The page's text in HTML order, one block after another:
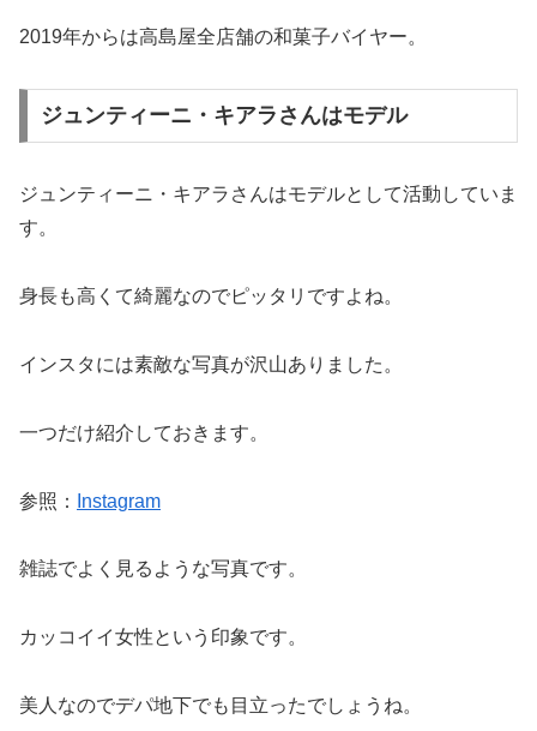
2019年からは高島屋全店舗の和菓子バイヤー。
ジュンティーニ・キアラさんはモデル
ジュンティーニ・キアラさんはモデルとして活動していま
す。
身長も高くて綺麗なのでピッタリですよね。
インスタには素敵な写真が沢山ありました。
一つだけ紹介しておきます。
参照： Instagram
雑誌でよく見るような写真です。
カッコイイ女性という印象です。
美人なのでデパ地下でも目立ったでしょうね。